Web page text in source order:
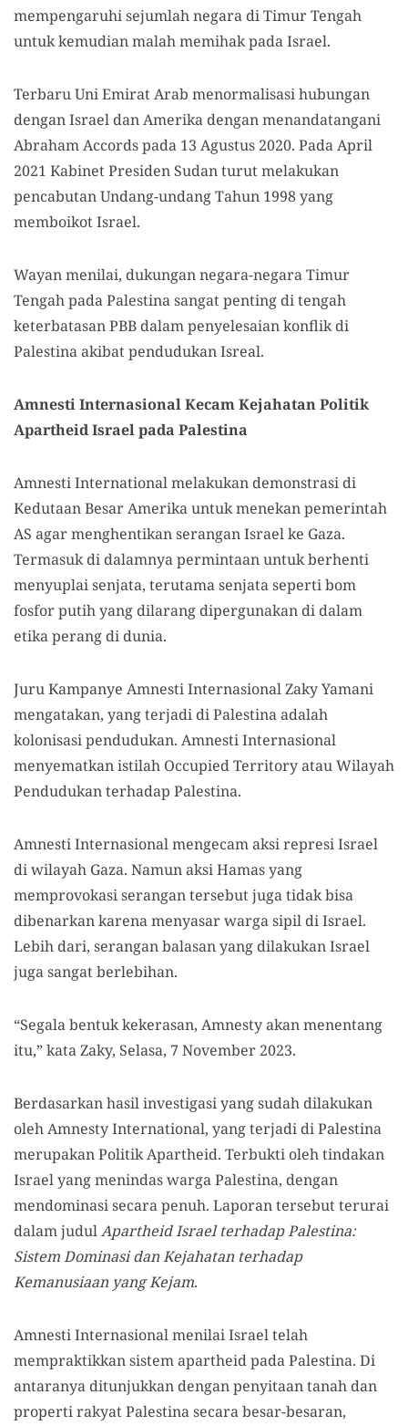
mempengaruhi sejumlah negara di Timur Tengah
untuk kemudian malah memihak pada Israel.
Terbaru Uni Emirat Arab menormalisasi hubungan
dengan Israel dan Amerika dengan menandatangani
Abraham Accords pada 13 Agustus 2020. Pada April
2021 Kabinet Presiden Sudan turut melakukan
pencabutan Undang-undang Tahun 1998 yang
memboikot Israel.
Wayan menilai, dukungan negara-negara Timur
Tengah pada Palestina sangat penting di tengah
keterbatasan PBB dalam penyelesaian konflik di
Palestina akibat pendudukan Isreal.
Amnesti Internasional Kecam Kejahatan Politik
Apartheid Israel pada Palestina
Amnesti International melakukan demonstrasi di
Kedutaan Besar Amerika untuk menekan pemerintah
AS agar menghentikan serangan Israel ke Gaza.
Termasuk di dalamnya permintaan untuk berhenti
menyuplai senjata, terutama senjata seperti bom
fosfor putih yang dilarang dipergunakan di dalam
etika perang di dunia.
Juru Kampanye Amnesti Internasional Zaky Yamani
mengatakan, yang terjadi di Palestina adalah
kolonisasi pendudukan. Amnesti Internasional
menyematkan istilah Occupied Territory atau Wilayah
Pendudukan terhadap Palestina.
Amnesti Internasional mengecam aksi represi Israel
di wilayah Gaza. Namun aksi Hamas yang
memprovokasi serangan tersebut juga tidak bisa
dibenarkan karena menyasar warga sipil di Israel.
Lebih dari, serangan balasan yang dilakukan Israel
juga sangat berlebihan.
“Segala bentuk kekerasan, Amnesty akan menentang
itu,” kata Zaky, Selasa, 7 November 2023.
Berdasarkan hasil investigasi yang sudah dilakukan
oleh Amnesty International, yang terjadi di Palestina
merupakan Politik Apartheid. Terbukti oleh tindakan
Israel yang menindas warga Palestina, dengan
mendominasi secara penuh. Laporan tersebut terurai
dalam judulApartheid Israel terhadap Palestina:
Sistem Dominasi dan Kejahatan terhadap
Kemanusiaan yang Kejam.
Amnesti Internasional menilai Israel telah
mempraktikkan sistem apartheid pada Palestina. Di
antaranya ditunjukkan dengan penyitaan tanah dan
properti rakyat Palestina secara besar-besaran,